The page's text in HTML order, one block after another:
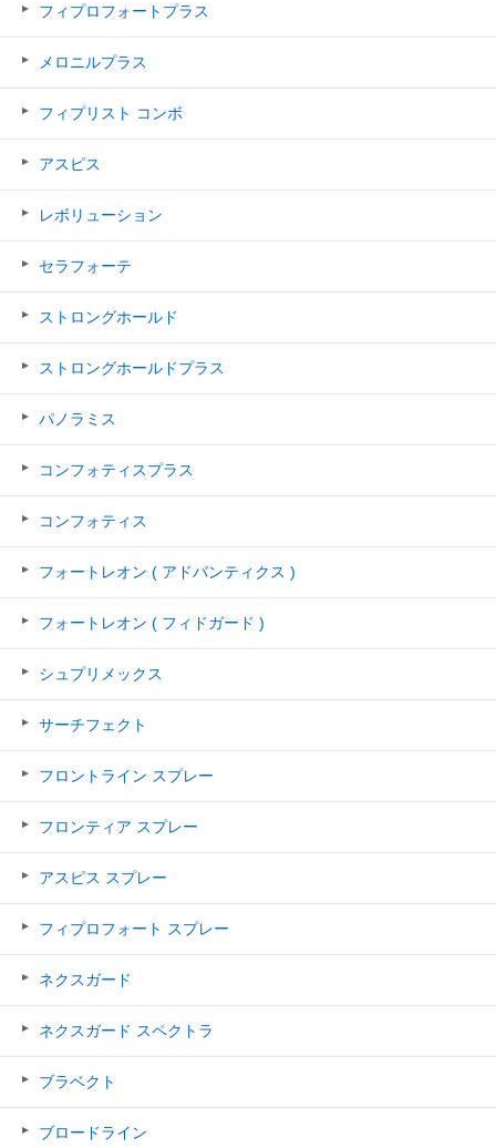
フィプロフォートプラス
メロニルプラス
フィプリスト コンボ
アスピス
レボリューション
セラフォーテ
ストロングホールド
ストロングホールドプラス
パノラミス
コンフォティスプラス
コンフォティス
フォートレオン ( アドバンティクス )
フォートレオン ( フィドガード )
シュプリメックス
サーチフェクト
フロントライン スプレー
フロンティア スプレー
アスピス スプレー
フィプロフォート スプレー
ネクスガード
ネクスガード スペクトラ
ブラベクト
ブロードライン